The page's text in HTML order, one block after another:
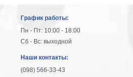
График работы:
Пн - Пт: 10:00 - 18:00
Сб - Вс: выходной
Наши контакты:
(098) 566-33-43